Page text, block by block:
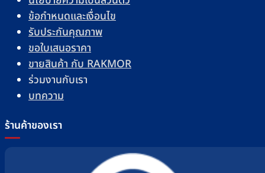
ข้อกำหนดและเงื่อนไข
รับประกันคุณภาพ
ขอใบเสนอราคา
ขายสินค้า กับ RAKMOR
ร่วมงานกับเรา
บทความ
ร้านค้าของเรา